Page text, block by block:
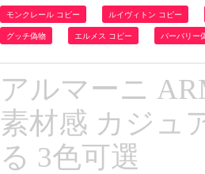
モンクレール コピー ルイヴィトン コピー
グッチ偽物 エルメス コピー バーバリー
アルマーニ
素材感 カジュ
る 3色可選